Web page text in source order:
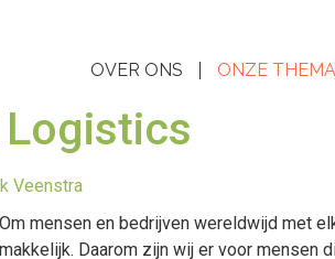
OVER ONS ONZE
Logistics
Veenstra
Om mensen en bedrijven wereldwijd met
makkelijk. Daarom zijn wij er voor mensen